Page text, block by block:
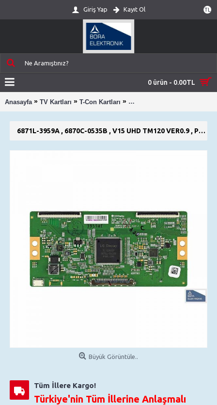
TL
Giriş Yap Kayıt Ol
0 ürün - 0.00TL
Anasayfa » TV Kartları » T-Con Kartları » 6871L-3959A , 6870C-0535B
6871L-3959A , 6870C-0535B , V15 UHD TM120 VER0.9 , PHILIPS 55PUS6412/12 , 55PFL6900 , T-CON BOARD
Büyük Görüntüle..
Tüm İllere Kargo!
Türkiye'nin Tüm İllerine Anlaşmalı